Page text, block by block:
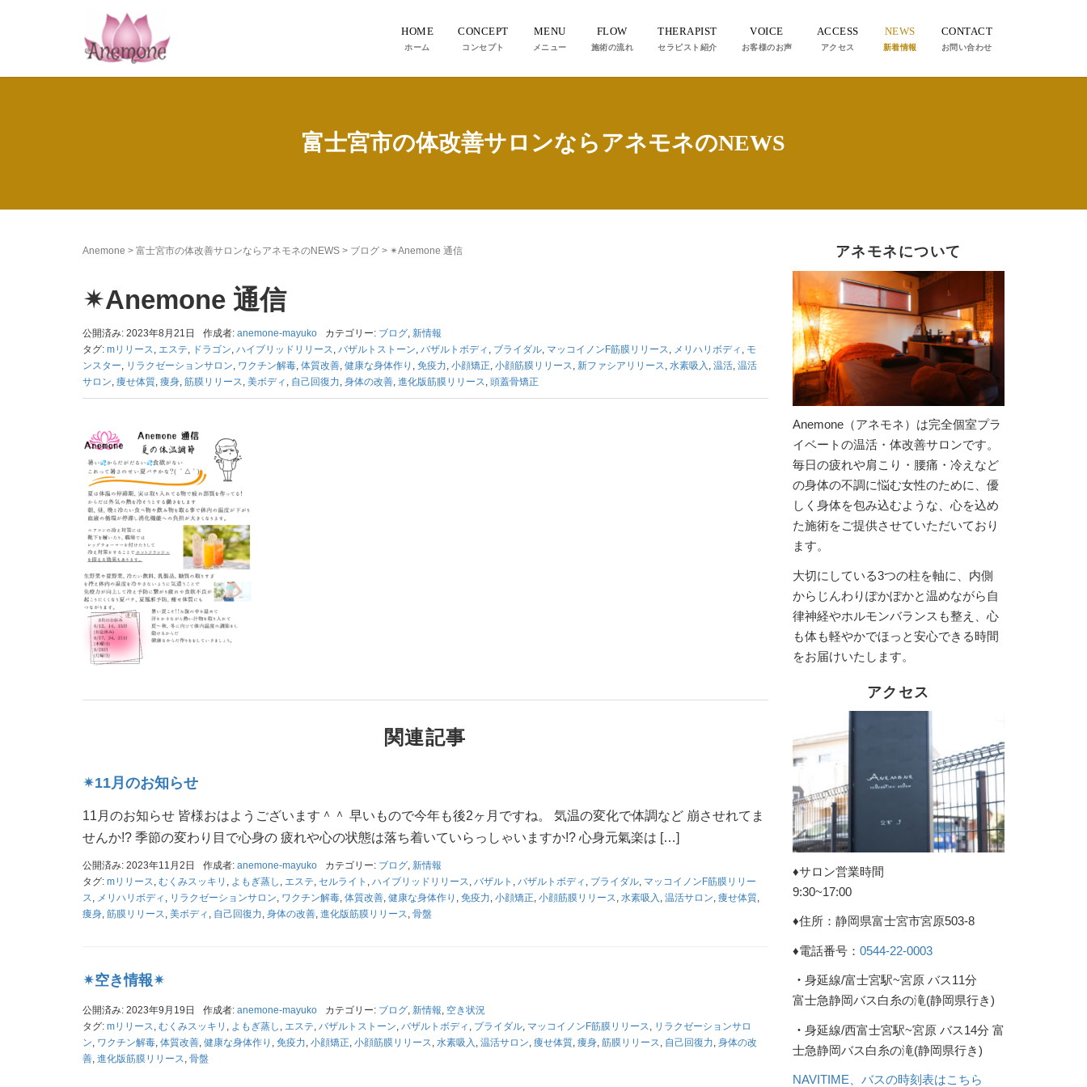
HOME
ホーム
CONCEPT
コンセプト
MENU
メニュー
FLOW
施術の流れ
THERAPIST
セラピスト紹介
VOICE
お客様のお声
ACCESS
アクセス
NEWS
新着情報
CONTACT
お問い合わせ
富士宮市の体改善サロンならアネモネのNEWS
Anemone > 富士宮市の体改善サロンならアネモネのNEWS > ブログ > ✴︎Anemone 通信
✴︎Anemone 通信
公開済み: 2023年8月21日 作成者: anemone-mayuko カテゴリー: ブログ, 新情報
タグ: mリリース, エステ, ドラゴン, ハイブリッドリリース, バザルトストーン, バザルトボディ , ブライダル, マッコイノンF筋膜リリース, メリハリボディ , モ
ンスター, リラクゼーションサロン, ワクチン解毒, 体質改善, 健康な身体作り , 免疫力, 小顔矯正, 小顔筋膜リリース, 新ファシアリリース, 水素吸入 , 温活, 温活
サロン, 痩せ体質, 痩身, 筋膜リリース, 美ボディ , 自己回復力, 身体の改善, 進化版筋膜リリース, 頭蓋骨矯正
関連記事
✴︎11月のお知らせ
‪‪11月のお知らせ‪‪ 皆様おはようございます＾＾ 早いもので今年も後2ヶ月ですね。 気温の変化で体調など 崩させれてま
せんか!? 季節の変わり目で心身の 疲れや心の状態は落ち着いていらっしゃいますか!? 心身元氣楽は […]
公開済み: 2023年11月2日 作成者: anemone-mayuko カテゴリー: ブログ, 新情報
タグ: mリリース, むくみスッキリ , よもぎ蒸し , エステ, セルライト , ハイブリッドリリース, バザルト , バザルトボディ , ブライダル, マッコイノンF筋膜リリー
ス, メリハリボディ , リラクゼーションサロン, ワクチン解毒, 体質改善, 健康な身体作り , 免疫力, 小顔矯正, 小顔筋膜リリース, 水素吸入 , 温活サロン, 痩せ体質,
痩身, 筋膜リリース, 美ボディ , 自己回復力, 身体の改善, 進化版筋膜リリース, 骨盤
✴︎空き情報✴︎
公開済み: 2023年9月19日 作成者: anemone-mayuko カテゴリー: ブログ, 新情報, 空き状況
タグ: mリリース, むくみスッキリ , よもぎ蒸し , エステ, バザルトストーン, バザルトボディ , ブライダル, マッコイノンF筋膜リリース, リラクゼーションサロ
ン, ワクチン解毒, 体質改善, 健康な身体作り , 免疫力, 小顔矯正, 小顔筋膜リリース, 水素吸入 , 温活サロン, 痩せ体質, 痩身, 筋膜リリース, 自己回復力, 身体の改
善, 進化版筋膜リリース, 骨盤
アネモネについて
Anemone（アネモネ）は完全個室プラ
イベートの温活・体改善サロンです。
毎日の疲れや肩こり・腰痛・冷えなど
の身体の不調に悩む女性のために、優
しく身体を包み込むような、心を込め
た施術をご提供させていただいており
ます。
大切にしている3つの柱を軸に、内側
からじんわりぽかぽかと温めながら自
律神経やホルモンバランスも整え、心
も体も軽やかでほっと安心できる時間
をお届けいたします。
アクセス
♦︎サロン営業時間
9:30~17:00
♦︎住所：静岡県富士宮市宮原503-8
♦︎電話番号： 0544-22-0003
・ 身延線/富士宮駅~宮原 バス11分
富士急静岡バス白糸の滝(静岡県行き)
・ 身延線/西富士宮駅~宮原 バス14分 富
士急静岡バス白糸の滝(静岡県行き)
NAVITIME、バスの時刻表はこちら